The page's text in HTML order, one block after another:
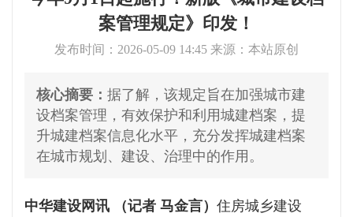
案管理规定》印发！
发布时间：2026-05-09 14:45 来源：本站原创
核心摘要： 据了解，该规定旨在加强城市建
设档案管理，有效保护和利用城建档案，提
升城建档案信息化水平，充分发挥城建档案
在城市规划、建设、治理中的作用。
中华建设网讯 （记者 马金言） 住房城乡建设